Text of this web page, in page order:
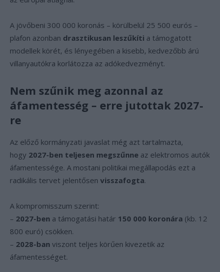
A jövőbeni 300 000 koronás – körülbelül 25 500 eurós –
plafon azonban drasztikusan leszűkíti a támogatott
modellek körét, és lényegében a kisebb, kedvezőbb árú
villanyautókra korlátozza az adókedvezményt.
Nem szűnik meg azonnal az
áfamentesség – erre jutottak 2027-
re
Az előző kormányzati javaslat még azt tartalmazta,
hogy 2027-ben teljesen megszűnne az elektromos autók
áfamentessége. A mostani politikai megállapodás ezt a
radikális tervet jelentősen visszafogta.
A kompromisszum szerint:
– 2027-ben a támogatási határ 150 000 koronára (kb. 12
800 euró) csökken.
– 2028-ban viszont teljes körűen kivezetik az
áfamentességet.